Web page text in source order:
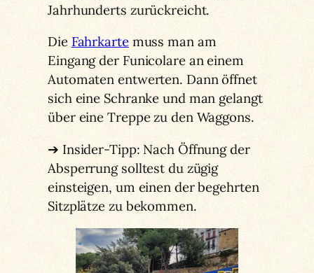
Jahrhunderts zurückreicht.
Die Fahrkartemuss man am
Eingang der Funicolare an einem
Automaten entwerten. Dann öffnet
sich eine Schranke und man gelangt
über eine Treppe zu den Waggons.
➔ Insider-Tipp: Nach Öffnung der
Absperrung solltest du zügig
einsteigen, um einen der begehrten
Sitzplätze zu bekommen.